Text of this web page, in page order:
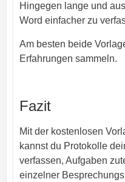
Hingegen lange und
Word einfacher zu
Am besten beide
Erfahrungen sammeln.
Fazit
Mit der kostenlosen
kannst du Protokolle
verfassen, Aufgaben
einzelner